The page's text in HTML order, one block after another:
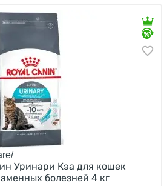
Уринари Кэа для кошек
болезней 4 кг